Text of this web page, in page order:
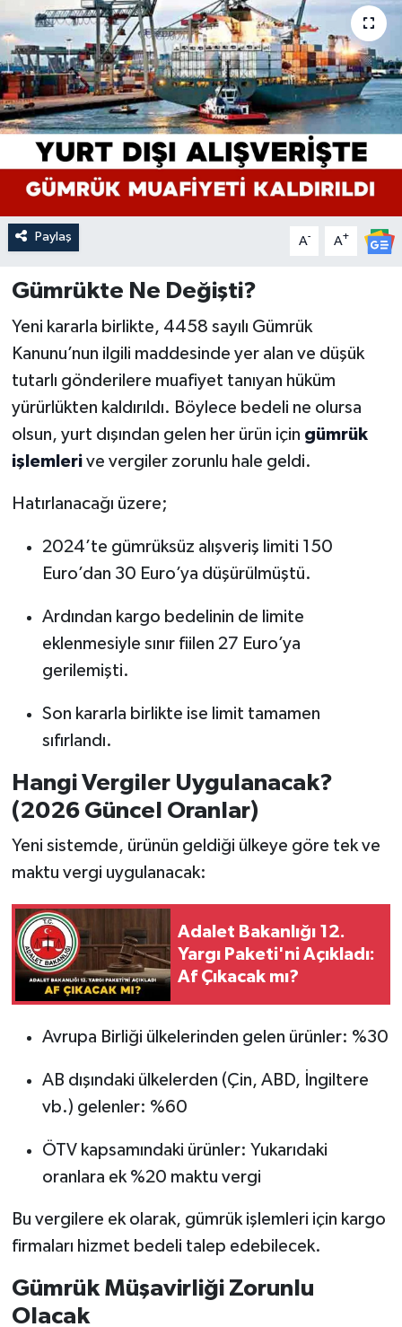
Paylaş A- A+
Gümrükte Ne Değişti?
Yeni kararla birlikte, 4458 sayılı Gümrük
Kanunu’nun ilgili maddesinde yer alan ve düşük
tutarlı gönderilere muafiyet tanıyan hüküm
yürürlükten kaldırıldı. Böylece bedeli ne olursa
olsun, yurt dışından gelen her ürün için gümrük
işlemlerive vergiler zorunlu hale geldi.
Hatırlanacağı üzere;
2024’te gümrüksüz alışveriş limiti 150
Euro’dan 30 Euro’ya düşürülmüştü.
Ardından kargo bedelinin de limite
eklenmesiyle sınır fiilen 27 Euro’ya
gerilemişti.
Son kararla birlikte ise limit tamamen
sıfırlandı.
Hangi Vergiler Uygulanacak?
(2026 Güncel Oranlar)
Yeni sistemde, ürünün geldiği ülkeye göre tek ve
maktu vergi uygulanacak:
Adalet Bakanlığı 12.
Yargı Paketi'ni Açıkladı:
Af Çıkacak mı?
Avrupa Birliği ülkelerinden gelen ürünler: %30
AB dışındaki ülkelerden (Çin, ABD, İngiltere
vb.) gelenler: %60
ÖTV kapsamındaki ürünler: Yukarıdaki
oranlara ek %20 maktu vergi
Bu vergilere ek olarak, gümrük işlemleri için kargo
firmaları hizmet bedeli talep edebilecek.
Gümrük Müşavirliği Zorunlu
Olacak